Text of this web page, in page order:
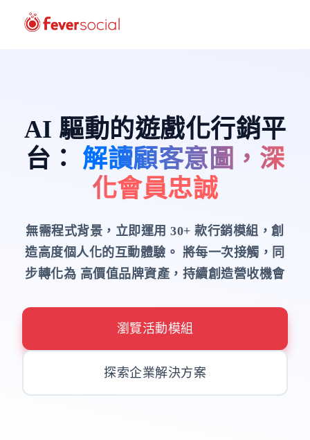
AI 驅動的遊戲化行銷平
台 ： 解讀顧客意圖，深
化會員忠誠
無需程式背景，立即運用 30+ 款行銷模組，創
造高度個人化的互動體驗。 將每一次接觸，同
步轉化為 高價值品牌資產，持續創造營收機會
瀏覽活動模組
探索企業解決方案